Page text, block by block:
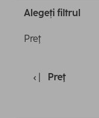
Alegeți filtrul
Preţ
Preţ